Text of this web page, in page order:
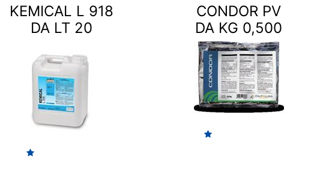
KEMICAL L 918
DA LT 20
CONDOR PV
DA KG 0,500